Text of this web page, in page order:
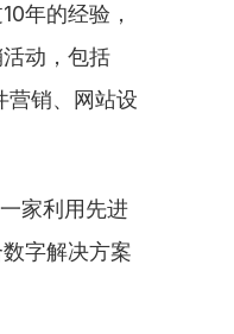
年的经验，
动，包括
营销、网站设
家利用先进
字解决方案